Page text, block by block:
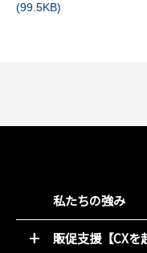
(99.5KB)
私たちの強み
販促支援【CXを